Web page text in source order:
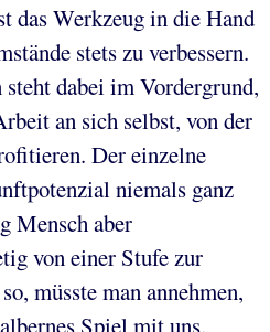
das Werkzeug in die Hand
stets zu verbessern.
dabei im Vordergrund,
an sich selbst, von der
Der einzelne
niemals ganz
Mensch aber
von einer Stufe zur
müsste man annehmen,
Spiel mit uns.